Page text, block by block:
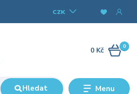
Menu
CZK
Hledat
0
0 Kč